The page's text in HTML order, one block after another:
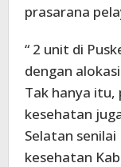
prasarana
“ 2 unit di
dengan
Tak hanya itu,
kesehatan
Selatan
kesehatan